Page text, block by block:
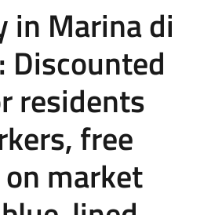
in Marina di
Discounted
residents
free
market